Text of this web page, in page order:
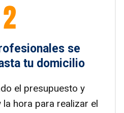
se
tu domicilio
el presupuesto y
hora para realizar el